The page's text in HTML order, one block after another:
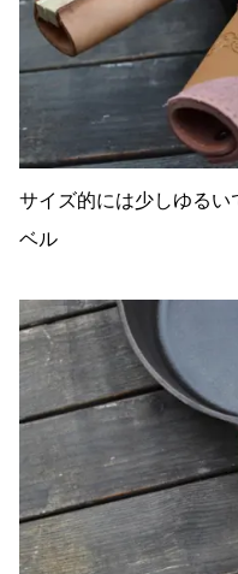
サイズ的には少しゆるい
ベル